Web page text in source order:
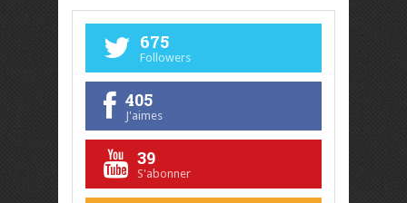
675
Followers
405
J'aimes
39
S'abonner